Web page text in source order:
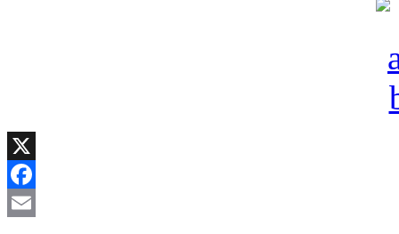
X
Facebook